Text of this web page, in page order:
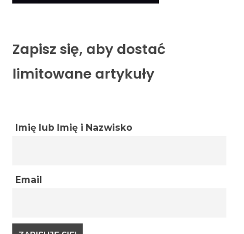
Zapisz się, aby dostać
limitowane artykuły
Imię lub Imię i Nazwisko
Email